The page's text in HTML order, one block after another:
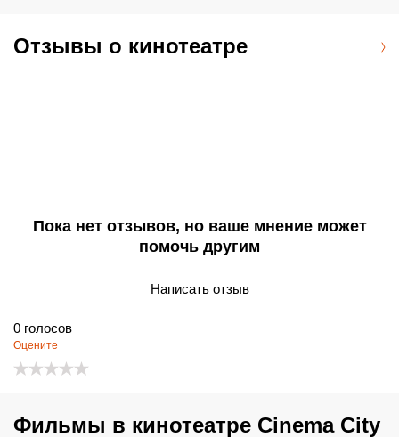
Отзывы о кинотеатре
Пока нет отзывов, но ваше мнение может
помочь другим
Написать отзыв
0 голосов
Оцените
Фильмы в кинотеатре Cinema City